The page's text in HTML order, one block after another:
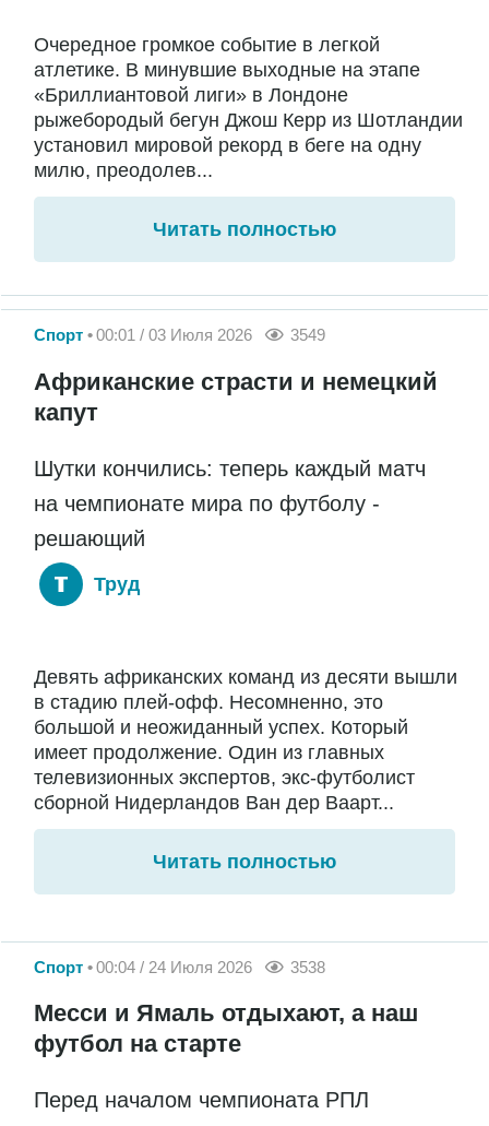
Очередное громкое событие в легкой
атлетике. В минувшие выходные на этапе
«Бриллиантовой лиги» в Лондоне
рыжебородый бегун Джош Керр из Шотландии
установил мировой рекорд в беге на одну
милю, преодолев...
Читать полностью
Спорт 00:01 / 03 Июля 2026 3549
Африканские страсти и немецкий
капут
Шутки кончились: теперь каждый матч
на чемпионате мира по футболу -
решающий
Труд
Девять африканских команд из десяти вышли
в стадию плей-офф. Несомненно, это
большой и неожиданный успех. Который
имеет продолжение. Один из главных
телевизионных экспертов, экс-футболист
сборной Нидерландов Ван дер Ваарт...
Читать полностью
Спорт 00:04 / 24 Июля 2026 3538
Месси и Ямаль отдыхают, а наш
футбол на старте
Перед началом чемпионата РПЛ